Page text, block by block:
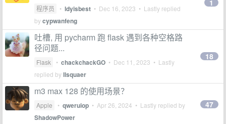
程序员 • ldyisbest • Dec 16, 2023 • Lastly replied
bycypwanfeng
1
吐槽, 用 pycharm 跑 flask 遇到各种空格路
径问题...
Flask • chackchackGO • Dec 11, 2023 • Lastly
replied byllsquaer
18
m3 max 128 的使用场景？
Apple • qweruiop • Apr 26, 2024 • Lastly replied by
ShadowPower
47